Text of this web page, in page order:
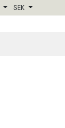
SEK